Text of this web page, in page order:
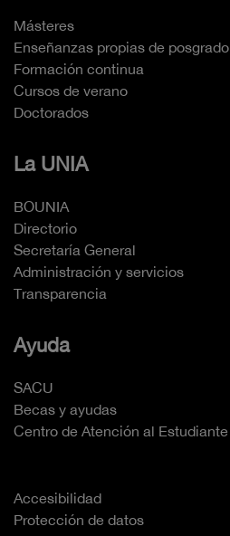
Másteres
Enseñanzas propias de posgrado
Formación continua
Cursos de verano
Doctorados
La UNIA
BOUNIA
Directorio
Secretaría General
Administración y servicios
Transparencia
Ayuda
SACU
Becas y ayudas
Centro de Atención al Estudiante
Accesibilidad
Protección de datos